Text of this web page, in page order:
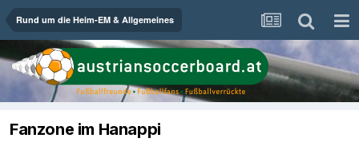
Rund um die Heim-EM & Allgemeines
Fanzone im Hanappi